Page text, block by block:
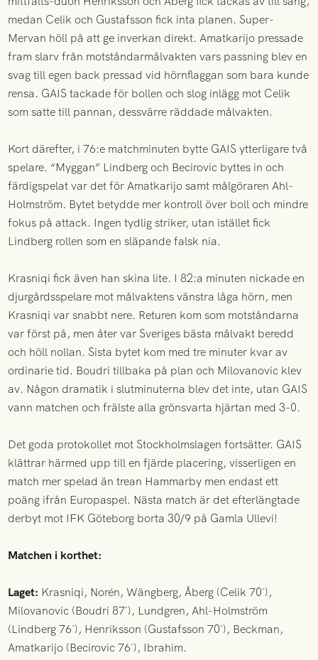
medan Celik och Gustafsson fick inta planen. Super-
Mervan höll på att ge inverkan direkt. Amatkarijo pressade
fram slarv från motståndarmålvakten vars passning blev en
svag till egen back pressad vid hörnflaggan som bara kunde
rensa. GAIS tackade för bollen och slog inlägg mot Celik
som satte till pannan, dessvärre räddade målvakten.
Kort därefter, i 76:e matchminuten bytte GAIS ytterligare två
spelare. “Myggan” Lindberg och Becirovic byttes in och
färdigspelat var det för Amatkarijo samt målgöraren Ahl-
Holmström. Bytet betydde mer kontroll över boll och mindre
fokus på attack. Ingen tydlig striker, utan istället fick
Lindberg rollen som en släpande falsk nia.
Krasniqi fick även han skina lite. I 82:a minuten nickade en
djurgårdsspelare mot målvaktens vänstra låga hörn, men
Krasniqi var snabbt nere. Returen kom som motståndarna
var först på, men åter var Sveriges bästa målvakt beredd
och höll nollan. Sista bytet kom med tre minuter kvar av
ordinarie tid. Boudri tillbaka på plan och Milovanovic klev
av. Någon dramatik i slutminuterna blev det inte, utan GAIS
vann matchen och frälste alla grönsvarta hjärtan med 3-0.
Det goda protokollet mot Stockholmslagen fortsätter. GAIS
klättrar härmed upp till en fjärde placering, visserligen en
match mer spelad än trean Hammarby men endast ett
poäng ifrån Europaspel. Nästa match är det efterlängtade
derbyt mot IFK Göteborg borta 30/9 på Gamla Ullevi!
Matchen i korthet:
Laget: Krasniqi, Norén, Wängberg, Åberg (Celik 70´),
Milovanovic (Boudri 87´), Lundgren, Ahl-Holmström
(Lindberg 76´), Henriksson (Gustafsson 70´), Beckman,
Amatkarijo (Becirovic 76´), Ibrahim.